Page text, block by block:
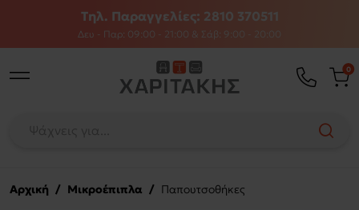
Τηλ. Παραγγελίες: 2810 370511
Δευ - Παρ: 09:00 - 21:00 & Σάβ: 9:00 - 20:00
0
Αρχική / Μικροέπιπλα / Παπουτσοθήκες